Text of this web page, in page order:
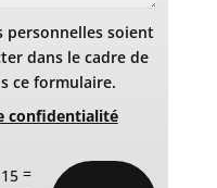
personnelles soient
dans le cadre de
ce formulaire.
confidentialité
=